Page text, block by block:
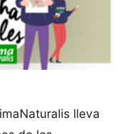
lleva